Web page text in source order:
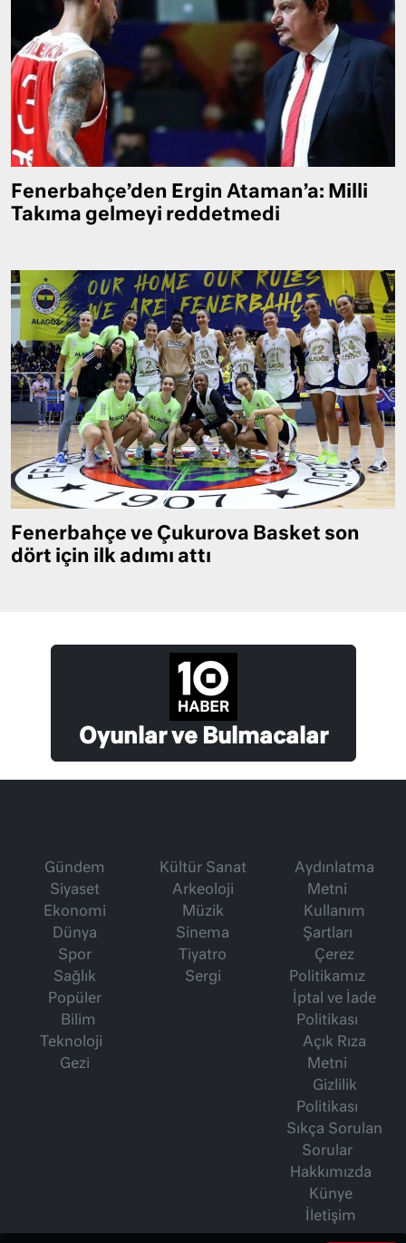
Fenerbahçe’den Ergin Ataman’a: Milli
Takıma gelmeyi reddetmedi
Fenerbahçe ve Çukurova Basket son
dört için ilk adımı attı
Oyunlar ve Bulmacalar
Gündem
Siyaset
Ekonomi
Dünya
Spor
Sağlık
Popüler
Bilim
Teknoloji
Gezi
Kültür Sanat
Arkeoloji
Müzik
Sinema
Tiyatro
Sergi
Aydınlatma
Metni
Kullanım
Şartları
Çerez
Politikamız
İptal ve İade
Politikası
Açık Rıza
Metni
Gizlilik
Politikası
Sıkça Sorulan
Sorular
Hakkımızda
Künye
İletişim